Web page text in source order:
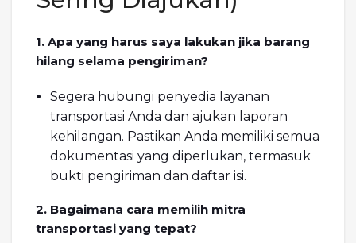
1. Apa yang harus saya lakukan jika barang
hilang selama pengiriman?
Segera hubungi penyedia layanan
transportasi Anda dan ajukan laporan
kehilangan. Pastikan Anda memiliki semua
dokumentasi yang diperlukan, termasuk
bukti pengiriman dan daftar isi.
2. Bagaimana cara memilih mitra
transportasi yang tepat?